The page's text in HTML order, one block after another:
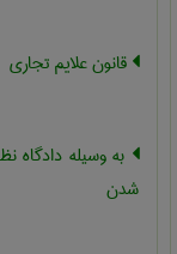
قانون علایم تجاری
به وسیله
شدن